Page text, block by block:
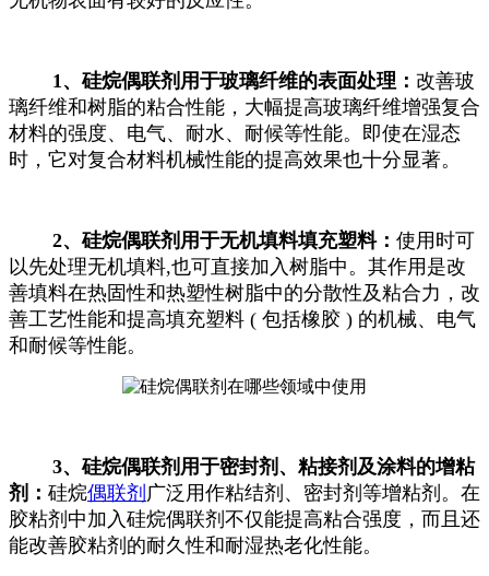
1、硅烷偶联剂用于玻璃纤维的表面处理： 改善玻
璃纤维和树脂的粘合性能，大幅提高玻璃纤维增强复合
材料的强度、电气、耐水、耐候等性能。即使在湿态
时，它对复合材料机械性能的提高效果也十分显著。
2、硅烷偶联剂用于无机填料填充塑料： 使用时可
以先处理无机填料,也可直接加入树脂中。其作用是改
善填料在热固性和热塑性树脂中的分散性及粘合力，改
善工艺性能和提高填充塑料 ( 包括橡胶 ) 的机械、电气
和耐候等性能。
3、硅烷偶联剂用于密封剂、粘接剂及涂料的增粘
剂： 硅烷偶联剂 广泛用作粘结剂、密封剂等增粘剂。在
胶粘剂中加入硅烷偶联剂不仅能提高粘合强度，而且还
能改善胶粘剂的耐久性和耐湿热老化性能。